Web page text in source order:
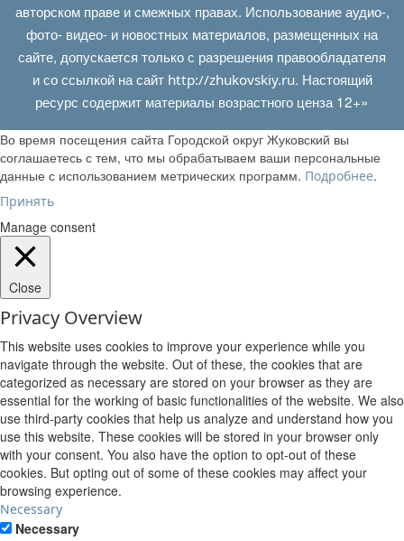
авторском праве и смежных правах. Использование аудио-,
фото- видео- и новостных материалов, размещенных на
сайте, допускается только с разрешения правообладателя
и со ссылкой на сайт http://zhukovskiy.ru. Настоящий
ресурс содержит материалы возрастного ценза 12+»
Во время посещения сайта Городской округ Жуковский вы
соглашаетесь с тем, что мы обрабатываем ваши персональные
данные с использованием метрических программ. Подробнее.
Принять
Manage consent
Close
Privacy Overview
This website uses cookies to improve your experience while you
navigate through the website. Out of these, the cookies that are
categorized as necessary are stored on your browser as they are
essential for the working of basic functionalities of the website. We also
use third-party cookies that help us analyze and understand how you
use this website. These cookies will be stored in your browser only
with your consent. You also have the option to opt-out of these
cookies. But opting out of some of these cookies may affect your
browsing experience.
Necessary
Necessary